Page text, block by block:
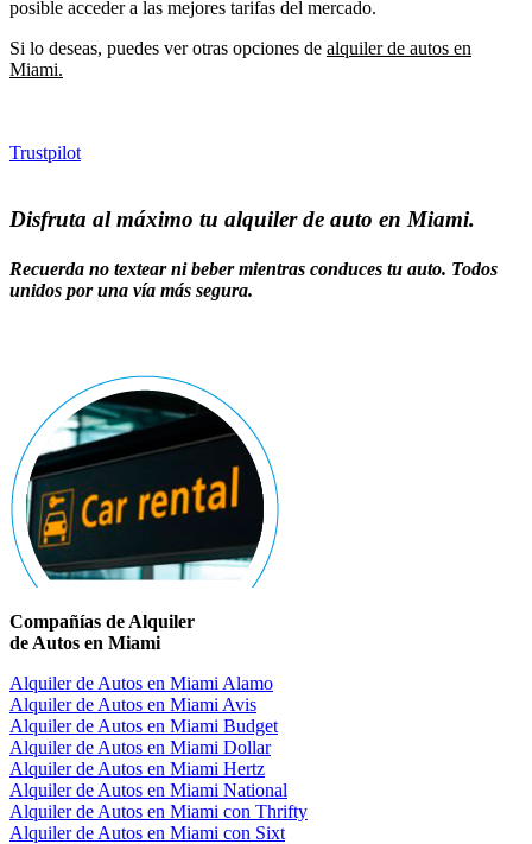
posible acceder a las mejores tarifas del mercado.
Si lo deseas, puedes ver otras opciones de alquiler de autos en
Miami.
Trustpilot
Disfruta al máximo tu alquiler de auto en Miami.
Recuerda no textear ni beber mientras conduces tu auto. Todos
unidos por una vía más segura.
Compañías de Alquiler
de Autos en Miami
Alquiler de Autos en Miami Alamo
Alquiler de Autos en Miami Avis
Alquiler de Autos en Miami Budget
Alquiler de Autos en Miami Dollar
Alquiler de Autos en Miami Hertz
Alquiler de Autos en Miami National
Alquiler de Autos en Miami con Thrifty
Alquiler de Autos en Miami con Sixt